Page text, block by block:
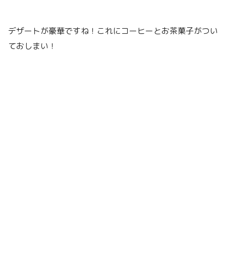
デザートが豪華ですね！これにコーヒーとお茶菓子がつい
ておしまい！